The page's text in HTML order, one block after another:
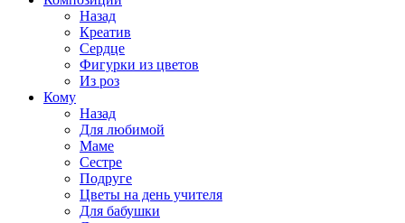
Назад
Креатив
Сердце
Фигурки из цветов
Из роз
Кому
Назад
Для любимой
Маме
Сестре
Подруге
Цветы на день учителя
Для бабушки